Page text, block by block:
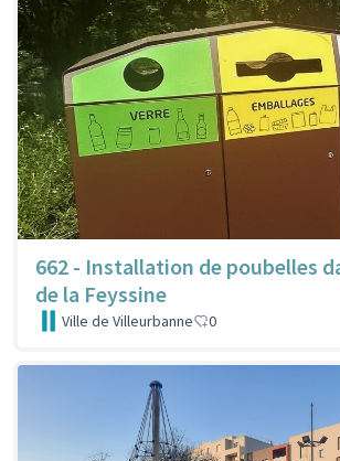
662 - Installation de poubelles
de la Feyssine
Ville de Villeurbanne 0